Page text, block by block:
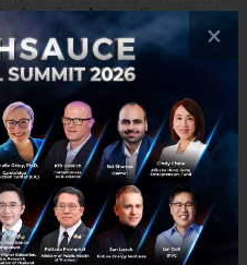
learning, Automation,
หมายใหม่ออกมาสั่งห้าม ...
×